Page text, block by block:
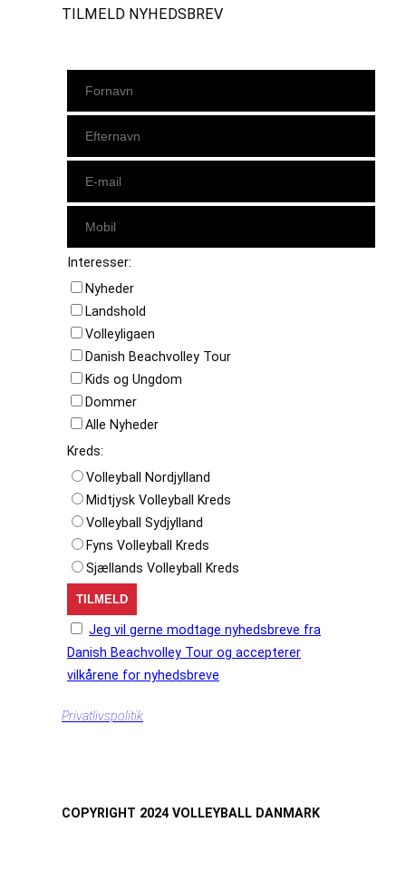
TILMELD NYHEDSBREV
Interesser:
Nyheder
Landshold
Volleyligaen
Danish Beachvolley Tour
Kids og Ungdom
Dommer
Alle Nyheder
Kreds:
Volleyball Nordjylland
Midtjysk Volleyball Kreds
Volleyball Sydjylland
Fyns Volleyball Kreds
Sjællands Volleyball Kreds
Jeg vil gerne modtage nyhedsbreve fra
Danish Beachvolley Tour og accepterer
vilkårene for nyhedsbreve
Privatlivspolitik
COPYRIGHT 2024 VOLLEYBALL DANMARK